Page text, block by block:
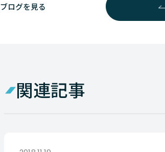
ブログを見る
関連記事